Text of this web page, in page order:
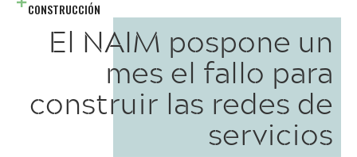
CONSTRUCCIÓN
El NAIM pospone un
mes el fallo para
construir las redes de
servicios